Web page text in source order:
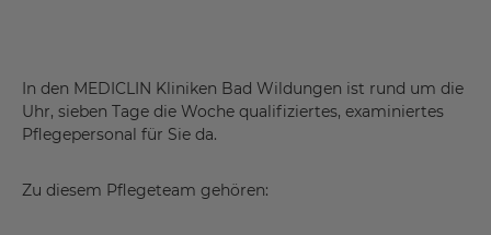
In den MEDICLIN Kliniken Bad Wildungen ist rund um die
Uhr, sieben Tage die Woche qualifiziertes, examiniertes
Pflegepersonal für Sie da.
Zu diesem Pflegeteam gehören: